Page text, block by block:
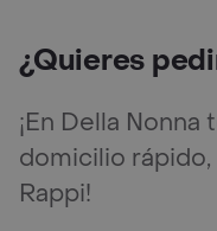
¿Quieres
¡En Della
domicilio
Rappi!